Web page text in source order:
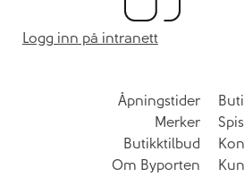
Logg inn på intranett
Åpningstider
Merker
Butikktilbud
Om Byporten